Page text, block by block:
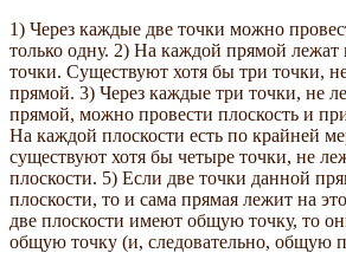
1) Через каждые две точки можно
только одну. 2) На каждой прямой лежат
точки. Существуют хотя бы три точки,
прямой. 3) Через каждые три точки, не
прямой, можно провести плоскость и
На каждой плоскости есть по крайней
существуют хотя бы четыре точки, не
плоскости. 5) Если две точки данной
плоскости, то и сама прямая лежит на
две плоскости имеют общую точку, то
общую точку (и, следовательно, общую